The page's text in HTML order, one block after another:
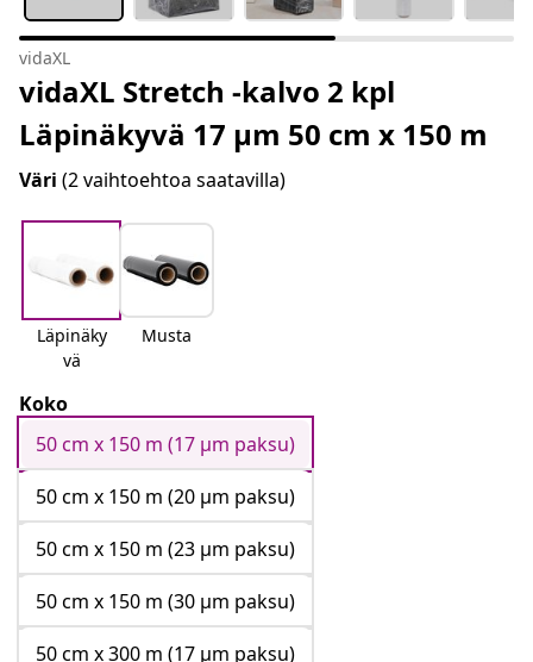
vidaXL
vidaXL Stretch -kalvo 2 kpl
Läpinäkyvä 17 μm 50 cm x 150 m
Väri (2 vaihtoehtoa saatavilla)
Läpinäky
vä
Musta
Koko
50 cm x 150 m (17 μm paksu)
50 cm x 150 m (20 μm paksu)
50 cm x 150 m (23 μm paksu)
50 cm x 150 m (30 μm paksu)
50 cm x 300 m (17 μm paksu)